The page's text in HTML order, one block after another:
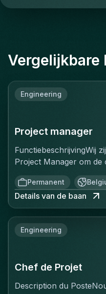
Vergelijkbare
Engineering
Project manager
FunctiebeschrijvingWij
Project Manager om
van een volledig
ventilatiekanalen te
verantwoordelijk voor
strategische project,
van de productielijn
prospectie uitvoeren en
offertes, planning,
Permanent
Details van de baan
Engineering
Chef de Projet
Description du